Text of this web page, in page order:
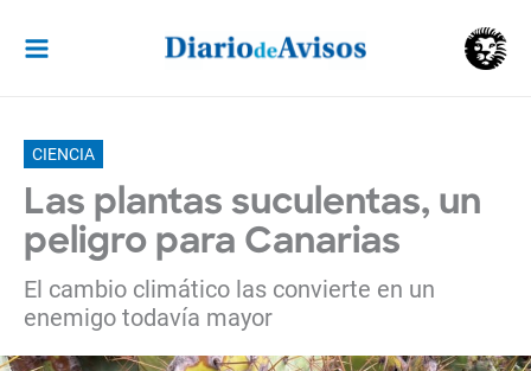
contenido
CIENCIA
Las plantas suculentas, un
peligro para Canarias
El cambio climático las convierte en un
enemigo todavía mayor